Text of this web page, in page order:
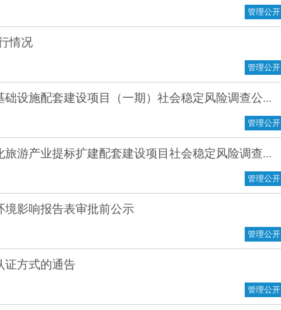
管理公开
情况
管理公开
设施配套建设项目（一期）社会稳定风险调查公...
管理公开
游产业提标扩建配套建设项目社会稳定风险调查...
管理公开
境影响报告表审批前公示
管理公开
证方式的通告
管理公开